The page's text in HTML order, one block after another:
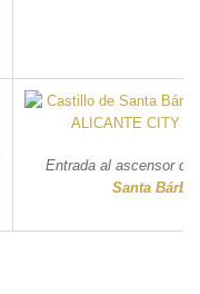
Entrada al ascensor
Santa